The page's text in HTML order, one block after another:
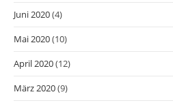
Juni 2020(4)
Mai 2020(10)
April 2020(12)
März 2020(9)